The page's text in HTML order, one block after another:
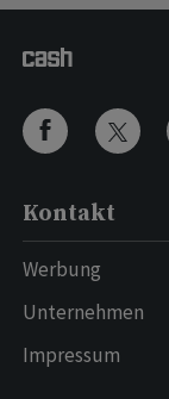
Kontakt
Werbung
Unternehmen
Impressum